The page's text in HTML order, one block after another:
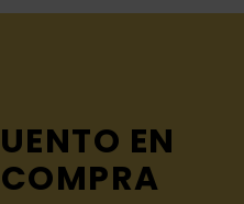
EN